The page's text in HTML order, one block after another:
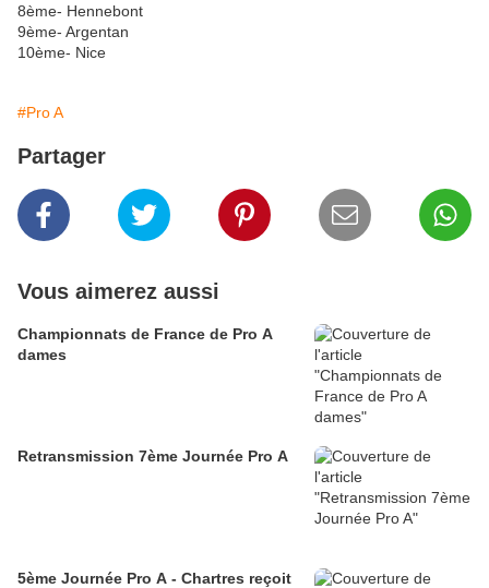
8ème- Hennebont
9ème- Argentan
10ème- Nice
#Pro A
Partager
Vous aimerez aussi
Championnats de France de Pro A
dames
Retransmission 7ème Journée Pro A
5ème Journée Pro A - Chartres reçoit